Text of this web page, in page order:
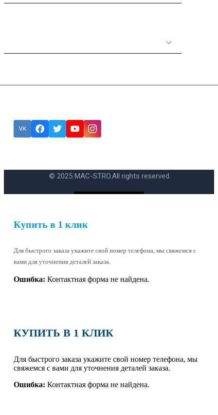
© 2025 MAC-STRO.All rights reserved
Купить в 1 клик
Для быстрого заказа укажите свой номер телефона, мы свяжемся с
вами для уточнения деталей заказа.
Ошибка: Контактная форма не найдена.
КУПИТЬ В 1 КЛИК
Для быстрого заказа укажите свой номер телефона, мы
свяжемся с вами для уточнения деталей заказа.
Ошибка: Контактная форма не найдена.